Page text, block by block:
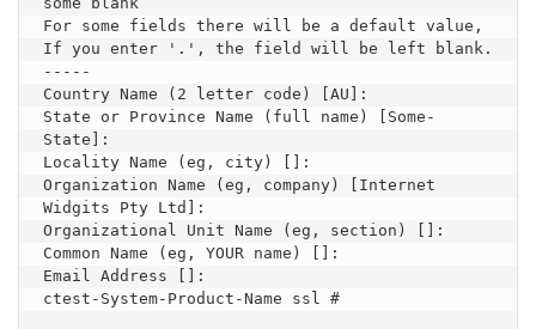
For some fields there will be a default value,
If you enter '.', the field will be left blank.
-----
Country Name (2 letter code) [AU]:
State or Province Name (full name) [Some-
State]:
Locality Name (eg, city) []:
Organization Name (eg, company) [Internet
Widgits Pty Ltd]:
Organizational Unit Name (eg, section) []:
Common Name (eg, YOUR name) []:
Email Address []:
ctest-System-Product-Name ssl #